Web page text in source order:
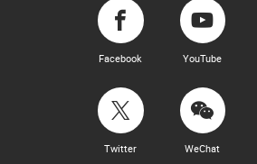
Facebook YouTube
Twitter WeChat